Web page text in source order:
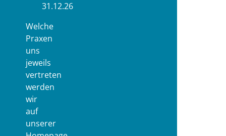
31.12.26
Welche
Praxen
uns
jeweils
vertreten
werden
wir
auf
unserer